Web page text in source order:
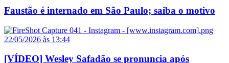
Faustão é internado em São Paulo; saiba o motivo
22/05/2026 às 13:44
[VÍDEO] Wesley Safadão se pronuncia após